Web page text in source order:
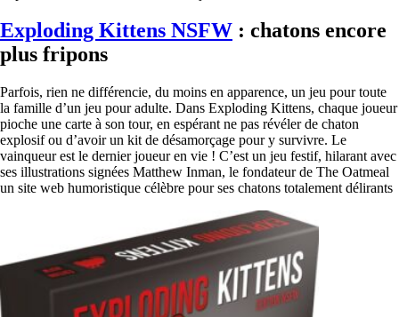
Exploding Kittens NSFW : chatons encore
plus fripons
Parfois, rien ne différencie, du moins en apparence, un jeu pour toute
la famille d’un jeu pour adulte. Dans Exploding Kittens, chaque joueur
pioche une carte à son tour, en espérant ne pas révéler de chaton
explosif ou d’avoir un kit de désamorçage pour y survivre. Le
vainqueur est le dernier joueur en vie ! C’est un jeu festif, hilarant avec
ses illustrations signées Matthew Inman, le fondateur de The Oatmeal
un site web humoristique célèbre pour ses chatons totalement délirants